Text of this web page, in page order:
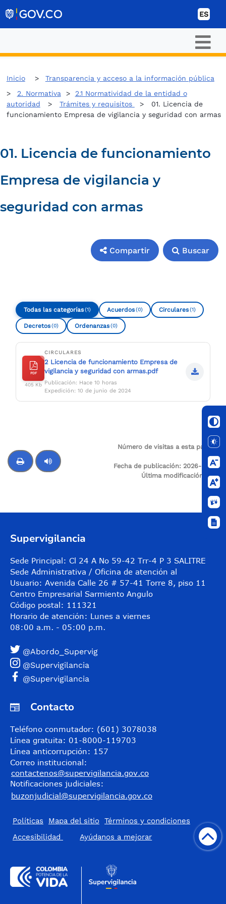
ES
Inicio
Transparencia y acceso a la información pública
2. Normativa> 2.1 Normatividad de la entidad o
autoridad > Trámites y requisitos
> 01. Licencia de
funcionamiento Empresa de vigilancia y seguridad con armas
01. Licencia de funcionamiento
Empresa de vigilancia y
seguridad con armas
Compartir Buscar
Todas las categorías(1) Acuerdos(0) Circulares(1)
Decretos(0) Ordenanzas(0)
PDF
405 Kb
CIRCULARES
2 Licencia de funcionamiento Empresa de
vigilancia y seguridad con armas.pdf
Publicación: Hace 10 horas
Expedición: 10 de junio de 2024
Número de visitas a esta página:
69
Fecha de publicación: 2026-02-15
Última modificación: N/A
Supervigilancia
Sede Principal: Cl 24 A No 59-42 Trr-4 P 3 SALITRE
Sede Administrativa / Oficina de atención al
Usuario: Avenida Calle 26 # 57-41 Torre 8, piso 11
Centro Empresarial Sarmiento Angulo
Código postal: 111321
Horario de atención: Lunes a viernes
08:00 a.m. - 05:00 p.m.
@Abordo_Supervig
@Supervigilancia
@Supervigilancia
Contacto
Teléfono conmutador: (601) 3078038
Línea gratuita: 01-8000-119703
Línea anticorrupción: 157
Correo institucional:
contactenos@supervigilancia.gov.co
Notificaciones judiciales:
buzonjudicial@supervigilancia.gov.co
Políticas Mapa del sitio
Términos y condiciones
Accesibilidad
​Ayúdanos a mejorar